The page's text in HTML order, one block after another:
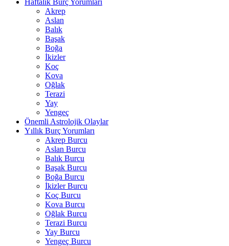
Akrep
Aslan
Balık
Başak
Boğa
İkizler
Koç
Kova
Oğlak
Terazi
Yay
Yengeç
Önemli Astrolojik Olaylar
Yıllık Burç Yorumları
Akrep Burcu
Aslan Burcu
Balık Burcu
Başak Burcu
Boğa Burcu
İkizler Burcu
Koç Burcu
Kova Burcu
Oğlak Burcu
Terazi Burcu
Yay Burcu
Yengeç Burcu